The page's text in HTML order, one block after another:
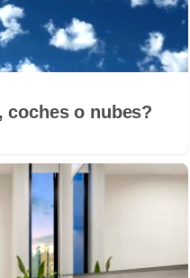
coches o nubes?